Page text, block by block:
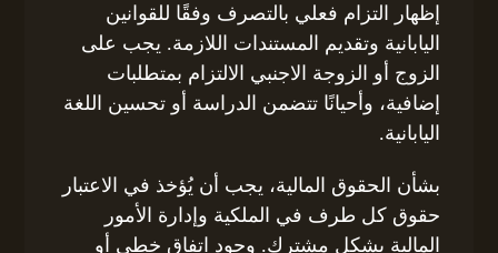
إظهار التزام فعلي بالتصرف وفقًا للقوانين
اليابانية وتقديم المستندات اللازمة. يجب على
الزوج أو الزوجة الاجنبي الالتزام بمتطلبات
إضافية، وأحيانًا تتضمن الدراسة أو تحسين اللغة
اليابانية.
بشأن الحقوق المالية، يجب أن يُؤخذ في الاعتبار
حقوق كل طرف في الملكية وإدارة الأمور
المالية بشكل مشترك. وجود اتفاق خطي أو